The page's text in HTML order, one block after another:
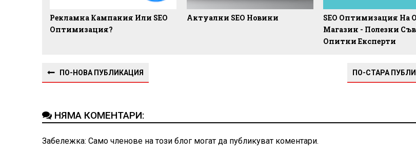
Рекламна Кампания Или SEO
Оптимизация?
Актуални SEO Новини
SEO Оптимизация На
Магазин - Полезни
Опитни Експерти
ПО-НОВА ПУБЛИКАЦИЯ ПО-СТАРА
НЯМА КОМЕНТАРИ:
Забележка: Само членове на този блог могат да публикуват коментари.